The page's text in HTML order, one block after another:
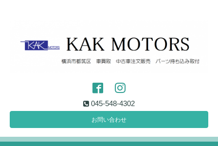
045-548-4302
お問い合わせ